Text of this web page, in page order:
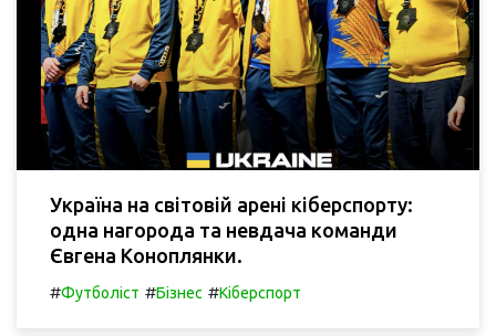
Україна на світовій арені кіберспорту:
одна нагорода та невдача команди
Євгена Коноплянки.
#Футболіст #Бізнес #Кіберспорт